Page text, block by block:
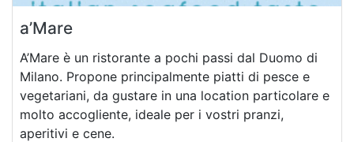
a’Mare
A’Mare è un ristorante a pochi passi dal Duomo di
Milano. Propone principalmente piatti di pesce e
vegetariani, da gustare in una location particolare e
molto accogliente, ideale per i vostri pranzi,
aperitivi e cene.